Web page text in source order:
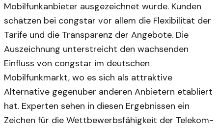
Mobilfunkanbieter ausgezeichnet wurde. Kunden
schätzen bei congstar vor allem die Flexibilität der
Tarife und die Transparenz der Angebote. Die
Auszeichnung unterstreicht den wachsenden
Einfluss von congstar im deutschen
Mobilfunkmarkt, wo es sich als attraktive
Alternative gegenüber anderen Anbietern etabliert
hat. Experten sehen in diesen Ergebnissen ein
Zeichen für die Wettbewerbsfähigkeit der Telekom-